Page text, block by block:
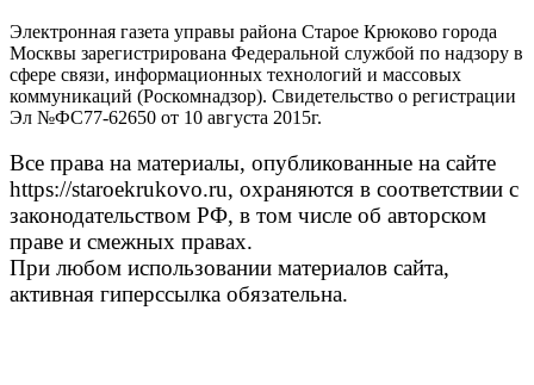
Электронная газета управы района Старое Крюково города
Москвы зарегистрирована Федеральной службой по надзору в
сфере связи, информационных технологий и массовых
коммуникаций (Роскомнадзор). Свидетельство о регистрации
Эл №ФС77-62650 от 10 августа 2015г.
Все права на материалы, опубликованные на сайте
https://staroekrukovo.ru, охраняются в соответствии с
законодательством РФ, в том числе об авторском
праве и смежных правах.
При любом использовании материалов сайта,
активная гиперссылка обязательна.